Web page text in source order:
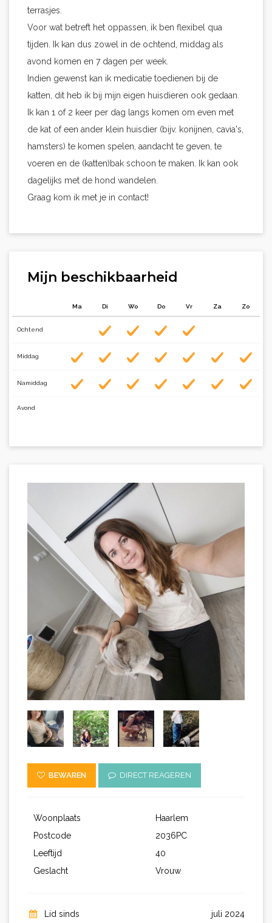
terrasjes.
Voor wat betreft het oppassen, ik ben flexibel qua
tijden. Ik kan dus zowel in de ochtend, middag als
avond komen en 7 dagen per week.
Indien gewenst kan ik medicatie toedienen bij de
katten, dit heb ik bij mijn eigen huisdieren ook gedaan.
Ik kan 1 of 2 keer per dag langs komen om even met
de kat of een ander klein huisdier (bijv. konijnen, cavia's,
hamsters) te komen spelen, aandacht te geven, te
voeren en de (katten)bak schoon te maken. Ik kan ook
dagelijks met de hond wandelen.
Graag kom ik met je in contact!
Mijn beschikbaarheid
Ma Di Wo Do Vr Za Zo
Ochtend
Middag
Namiddag
Avond
BEWAREN DIRECT REAGEREN
Woonplaats
Haarlem
Postcode
2036PC
Leeftijd
40
Geslacht
Vrouw
Lid sinds juli 2024